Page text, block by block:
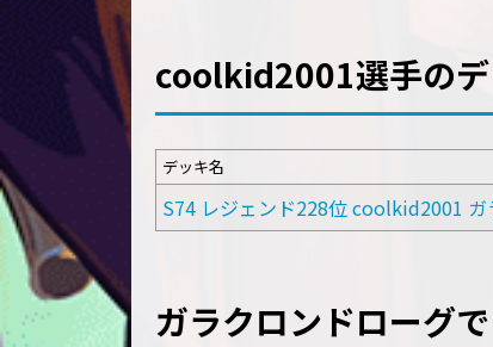
coolkid2001選手の
デッキ名
S74 レジェンド228位 coolkid2001
ガラクロンドローグ